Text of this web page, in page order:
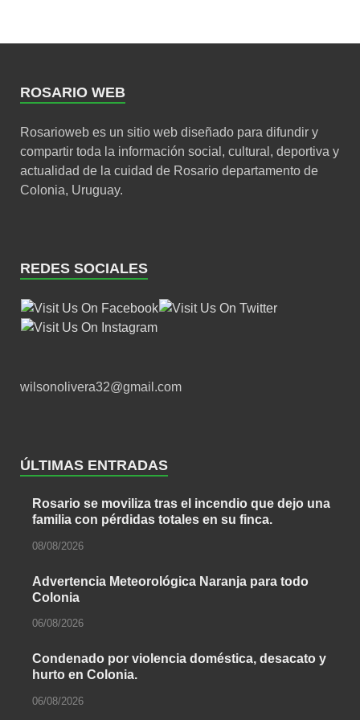
ROSARIO WEB
Rosarioweb es un sitio web diseñado para difundir y
compartir toda la información social, cultural, deportiva y
actualidad de la cuidad de Rosario departamento de
Colonia, Uruguay.
REDES SOCIALES
wilsonolivera32@gmail.com
ÚLTIMAS ENTRADAS
Rosario se moviliza tras el incendio que dejo una
familia con pérdidas totales en su finca.
08/08/2026
Advertencia Meteorológica Naranja para todo
Colonia
06/08/2026
Condenado por violencia doméstica, desacato y
hurto en Colonia.
06/08/2026